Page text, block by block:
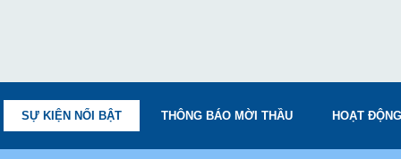
SỰ KIỆN NỔI BẬT THÔNG BÁO MỜI THẦU HOẠT